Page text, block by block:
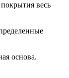
весь
основа.